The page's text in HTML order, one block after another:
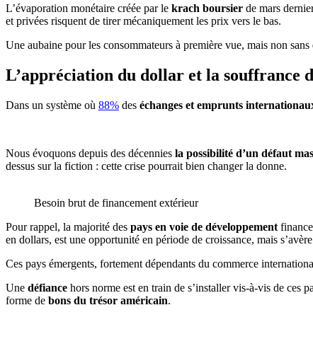
L’évaporation monétaire créée par le krach boursier de mars
et privées risquent de tirer mécaniquement les prix vers le bas.
Une aubaine pour les consommateurs à première vue, mais non sans
L’appréciation du dollar et la souffrance
Dans un système où 88% des échanges et emprunts
Nous évoquons depuis des décennies la possibilité d’un défaut
dessus sur la fiction : cette crise pourrait bien changer la donne.
Besoin brut de financement extérieur
Pour rappel, la majorité des pays en voie de développement
en dollars, est une opportunité en période de croissance, mais
Ces pays émergents, fortement dépendants du commerce
Une défiance hors norme est en train de s’installer vis-à-vis de ces
forme de bons du trésor américain.